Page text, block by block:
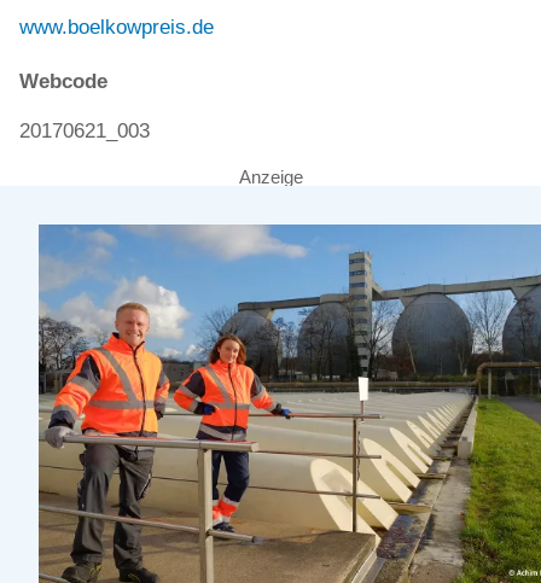
www.boelkowpreis.de
Webcode
20170621_003
Anzeige